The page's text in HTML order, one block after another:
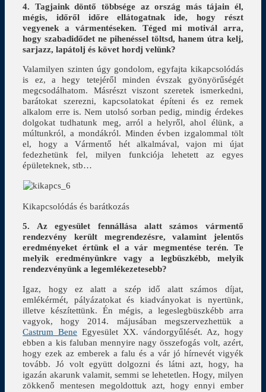
4. Tagjaink döntő többsége az ország más tájain él,
mégis, időről időre ellátogatnak ide, hogy részt
vegyenek a vármentéseken. Téged mi motivál arra,
hogy szabadidődet ne pihenéssel töltsd, hanem útra kelj,
sarjazz, lapátolj és követ hordj velünk?
Valamilyen szinten úgy gondolom, egyfajta kikapcsolódás
is ez, a hegy tetejéről minden évszak gyönyörűségét
megcsodálhatom. Másrészt viszont szeretek ismerkedni,
barátokat szerezni, kapcsolatokat építeni és ez remek
alkalom erre is. Nem utolsó sorban pedig, mindig érdekes
dolgokat tudhatunk meg, arról a helyről, ahol élünk, a
múltunkról, a mondákról. Minden évben izgalommal tölt
el, hogy a Vármentő hét alkalmával, vajon mi újat
fedezhetünk fel, milyen funkciója lehetett az egyes
épületeknek, stb…
Kikapcsolódás és barátkozás
5. Az egyesület fennállása alatt számos vármentő
rendezvény került megrendezésre, valamint jelentős
eredményeket értünk el a vár megmentése terén. Te
melyik eredményünkre vagy a legbüszkébb, melyik
rendezvényünk a legemlékezetesebb?
Igaz, hogy ez alatt a szép idő alatt számos díjat,
emlékérmét, pályázatokat és kiadványokat is nyertünk,
illetve készítettünk. Én mégis, a legeslegbüszkébb arra
vagyok, hogy 2014. májusában megszervezhettük a
Castrum Bene Egyesület XX. vándorgyűlését. Az, hogy
ebben a kis faluban mennyire nagy összefogás volt, azért,
hogy ezek az emberek a falu és a vár jó hírnevét vigyék
tovább. Jó volt együtt dolgozni és látni azt, hogy, ha
igazán akarunk valamit, semmi se lehetetlen. Hogy, milyen
zökkenő mentesen megoldottuk azt, hogy ennyi ember